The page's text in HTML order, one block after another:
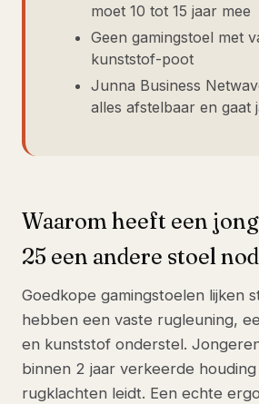
moet 10 tot 15 jaar mee
Geen gamingstoel met
kunststof-poot
Junna Business
alles afstelbaar en gaat
Waarom heeft een
25 een andere stoel
Goedkope gamingstoelen lijken
hebben een vaste rugleuning,
en kunststof onderstel.
binnen 2 jaar verkeerde
rugklachten leidt. Een echte